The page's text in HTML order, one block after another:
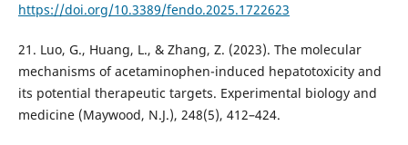
https://doi.org/10.3389/fendo.2025.1722623
21. Luo, G., Huang, L., & Zhang, Z. (2023). The molecular
mechanisms of acetaminophen-induced hepatotoxicity and
its potential therapeutic targets. Experimental biology and
medicine (Maywood, N.J.), 248(5), 412–424.